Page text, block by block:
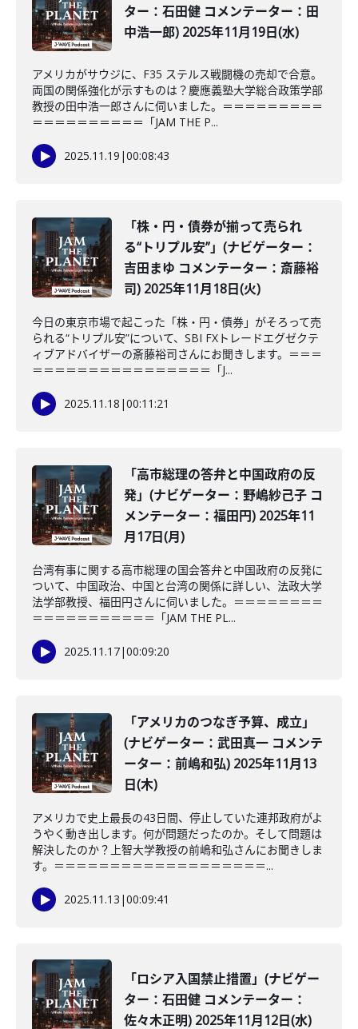
ター：石田健 コメンテーター：田
中浩一郎) 2025年11月19日(水)
アメリカがサウジに、F35 ステルス戦闘機の売却で合意。
両国の関係強化が示すものは？慶應義塾大学総合政策学部
教授の田中浩一郎さんに伺いました。＝＝＝＝＝＝＝＝＝
＝＝＝＝＝＝＝＝＝＝「JAM THE P...
2025.11.19 |00:08:43
「株・円・債券が揃って売られ
る“トリプル安”」(ナビゲーター：
吉田まゆ コメンテーター：斎藤裕
司) 2025年11月18日(火)
今日の東京市場で起こった「株・円・債券」がそろって売
られる“トリプル安”について、SBI FXトレードエグゼクテ
ィブアドバイザーの斎藤裕司さんにお聞きします。＝＝＝
＝＝＝＝＝＝＝＝＝＝＝＝＝＝＝＝「J...
2025.11.18 |00:11:21
「高市総理の答弁と中国政府の反
発」(ナビゲーター：野嶋紗己子 コ
メンテーター：福田円) 2025年11
月17日(月)
台湾有事に関する高市総理の国会答弁と中国政府の反発に
ついて、中国政治、中国と台湾の関係に詳しい、法政大学
法学部教授、福田円さんに伺いました。＝＝＝＝＝＝＝＝
＝＝＝＝＝＝＝＝＝＝＝「JAM THE PL...
2025.11.17|00:09:20
「アメリカのつなぎ予算、成立」
(ナビゲーター：武田真一 コメンテ
ーター：前嶋和弘) 2025年11月13
日(木)
アメリカで史上最長の43日間、停止していた連邦政府がよ
うやく動き出します。何が問題だったのか。そして問題は
解決したのか？上智大学教授の前嶋和弘さんにお聞きしま
す。＝＝＝＝＝＝＝＝＝＝＝＝＝＝＝＝＝＝＝...
2025.11.13 |00:09:41
「ロシア入国禁止措置」(ナビゲー
ター：石田健 コメンテーター：
佐々木正明) 2025年11月12日(水)